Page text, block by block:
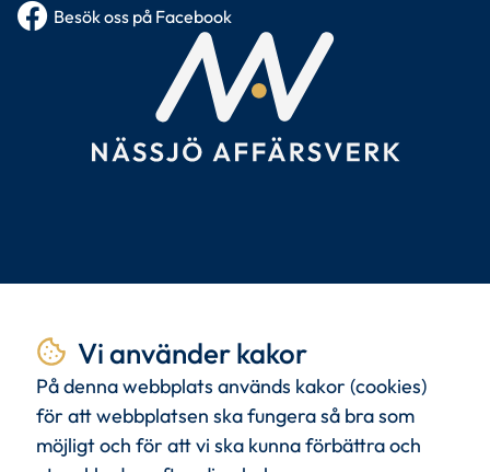
Vi använder kakor
På denna webbplats används kakor (cookies)
för att webbplatsen ska fungera så bra som
möjligt och för att vi ska kunna förbättra och
Besök oss på Facebook
Tillsammans
livskvalitet.